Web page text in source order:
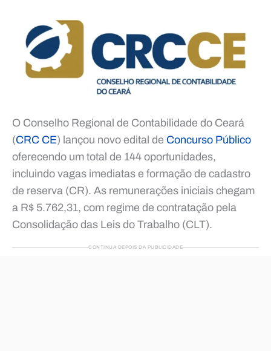
O Conselho Regional de Contabilidade do Ceará
(CRC CE) lançou novo edital de Concurso Público
oferecendo um total de 144 oportunidades,
incluindo vagas imediatas e formação de cadastro
de reserva (CR). As remunerações iniciais chegam
a R$ 5.762,31, com regime de contratação pela
Consolidação das Leis do Trabalho (CLT).
CONTINUA DEPOIS DA PUBLICIDADE